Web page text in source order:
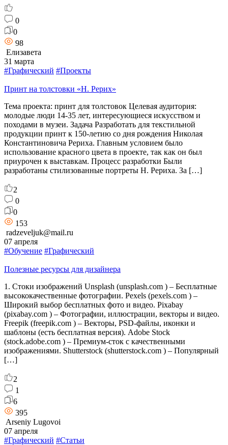
0
0
98
Елизавета
31 марта
#Графический #Проекты
Принт на толстовки «Н. Рерих»
Тема проекта: принт для толстовок Целевая аудитория:
молодые люди 14-35 лет, интересующиеся искусством и
походами в музеи. Задача Разработать для текстильной
продукции принт к 150-летию со дня рождения Николая
Константиновича Рериха. Главным условием было
использование красного цвета в проекте, так как он был
приурочен к выставкам. Процесс разработки Были
разработаны стилизованные портреты Н. Рериха. За […]
2
0
0
153
radzeveljuk@mail.ru
07 апреля
#Обучение #Графический
Полезные ресурсы для дизайнера
1. Стоки изображений Unsplash (unsplash.com ) – Бесплатные
высококачественные фотографии. Pexels (pexels.com ) –
Широкий выбор бесплатных фото и видео. Pixabay
(pixabay.com ) – Фотографии, иллюстрации, векторы и видео.
Freepik (freepik.com ) – Векторы, PSD-файлы, иконки и
шаблоны (есть бесплатная версия). Adobe Stock
(stock.adobe.com ) – Премиум-сток с качественными
изображениями. Shutterstock (shutterstock.com ) – Популярный
[…]
2
1
6
395
Arseniy Lugovoi
07 апреля
#Графический #Статьи